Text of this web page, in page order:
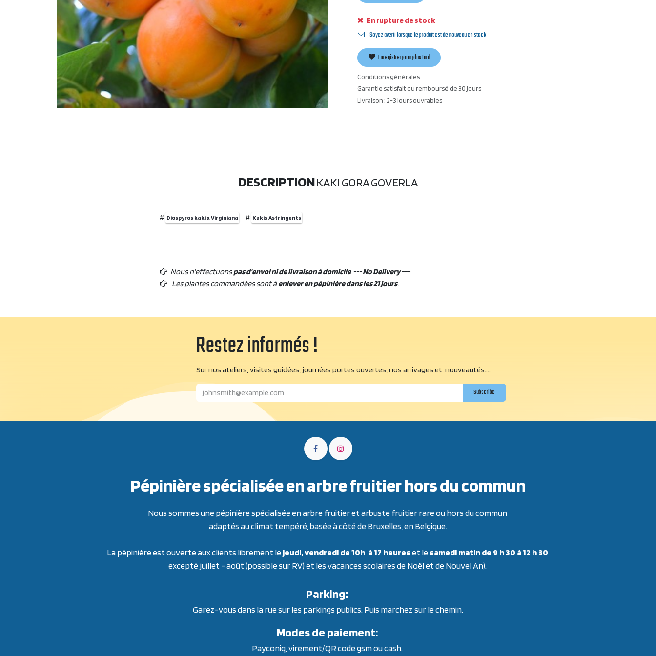
En rupture de stock
Soyez averti lorsque le produit est de nouveau en stock
Enregistrer pour plus tard
Conditions générales
Garantie satisfait ou remboursé de 30 jours
Livraison : 2-3 jours ouvrables
DESCRIPTIONKAKI GORA GOVERLA
# Diospyros kaki x Virginiana # Kakis Astringents
Nous n'effectuonspas d'envoi ni de livraison à domicile --- No Delivery ---
Les plantes commandées sont àenlever en pépinière dans les 21 jours.
Restez informés !
Sur nos ateliers, visites guidées, journées portes ouvertes, nos arrivages et nouveautés....
Subscribe
Pépinière spécialisée en arbre fruitier hors du commun
Nous sommes une pépinière spécialisée en arbre fruitier et arbuste fruitier rare ou hors du commun
adaptés au climat tempéré, basée à côté de Bruxelles, en Belgique.
La pépinière est ouverte aux clients librement lejeudi, vendredi de 10h à 17 heureset lesamedi matin de 9 h 30 à 12 h 30
excepté juillet - août (possible sur RV) et les vacances scolaires de Noël et de Nouvel An).
Parking:
Garez-vous dans la rue sur les parkings publics. Puis marchez sur le chemin.
Modes de paiement:
Payconiq, virement/QR code gsm ou cash.